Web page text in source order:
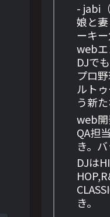
- jabi
娘と
ーキー
web
DJで
プロ
ルト
う新
web開
QA担
き。
DJは
き。